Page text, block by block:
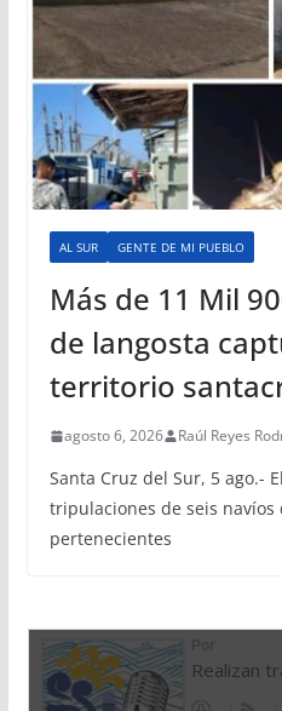
AL SUR GENTE DE MI PUEBLO
Más de 11 Mil
de langosta
territorio
agosto 6, 2026 Raúl Reyes
Santa Cruz del Sur, 5 ago.-
tripulaciones de seis
pertenecientes